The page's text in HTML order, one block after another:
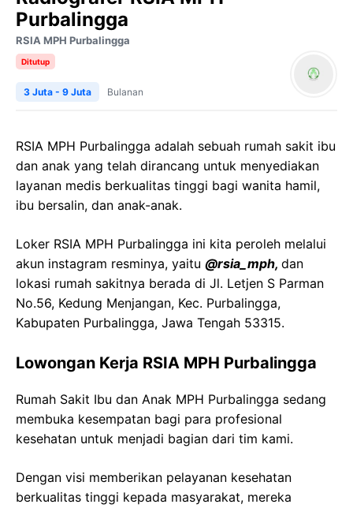
Purbalingga
RSIA MPH Purbalingga
Ditutup
3 Juta - 9 Juta Bulanan
RSIA MPH Purbalingga adalah sebuah rumah sakit ibu
dan anak yang telah dirancang untuk menyediakan
layanan medis berkualitas tinggi bagi wanita hamil,
ibu bersalin, dan anak-anak.
Loker RSIA MPH Purbalingga ini kita peroleh melalui
akun instagram resminya, yaitu @rsia_mph, dan
lokasi rumah sakitnya berada di Jl. Letjen S Parman
No.56, Kedung Menjangan, Kec. Purbalingga,
Kabupaten Purbalingga, Jawa Tengah 53315.
Lowongan Kerja RSIA MPH Purbalingga
Rumah Sakit Ibu dan Anak MPH Purbalingga sedang
membuka kesempatan bagi para profesional
kesehatan untuk menjadi bagian dari tim kami.
Dengan visi memberikan pelayanan kesehatan
berkualitas tinggi kepada masyarakat, mereka